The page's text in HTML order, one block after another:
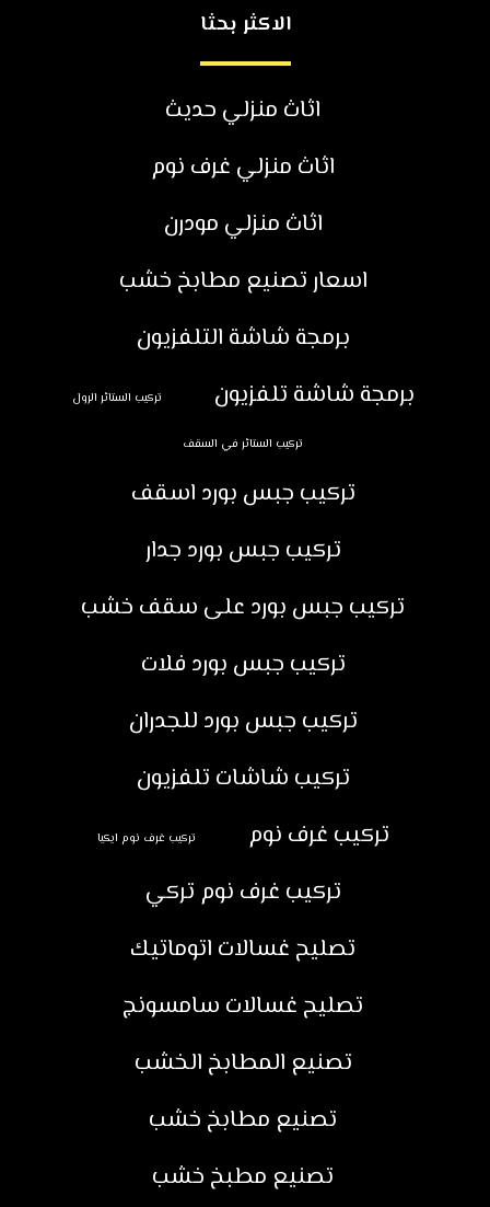
الاكثر بحثا
اثاث منزلي حديث
اثاث منزلي غرف نوم
اثاث منزلي مودرن
اسعار تصنيع مطابخ خشب
برمجة شاشة التلفزيون
برمجة شاشة تلفزيون
تركيب الستائر الرول
تركيب الستائر في السقف
تركيب جبس بورد اسقف
تركيب جبس بورد جدار
تركيب جبس بورد على سقف خشب
تركيب جبس بورد فلات
تركيب جبس بورد للجدران
تركيب شاشات تلفزيون
تركيب غرف نوم
تركيب غرف نوم ايكيا
تركيب غرف نوم تركي
تصليح غسالات اتوماتيك
تصليح غسالات سامسونج
تصنيع المطابخ الخشب
تصنيع مطابخ خشب
تصنيع مطبخ خشب